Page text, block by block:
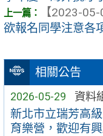
相關公告
2026-05-29 資料
新北市立瑞芳高
育樂營，歡迎有
【2023-05-
欲報名同學注意各